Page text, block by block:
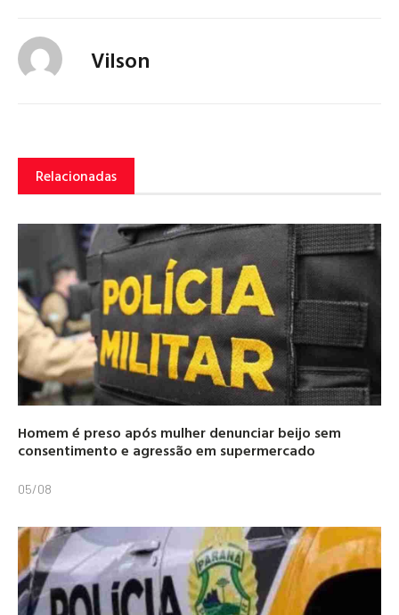
Vilson
Relacionadas
Homem é preso após mulher denunciar beijo sem
consentimento e agressão em supermercado
05/08